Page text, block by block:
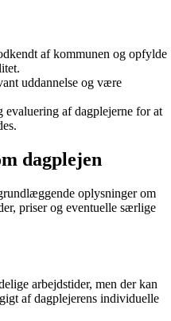
af kommunen og opfylde
uddannelse og være
evaluering af dagplejerne for at
dagplejen
oplysninger om
priser og eventuelle særlige
arbejdstider, men der kan
af dagplejerens individuelle